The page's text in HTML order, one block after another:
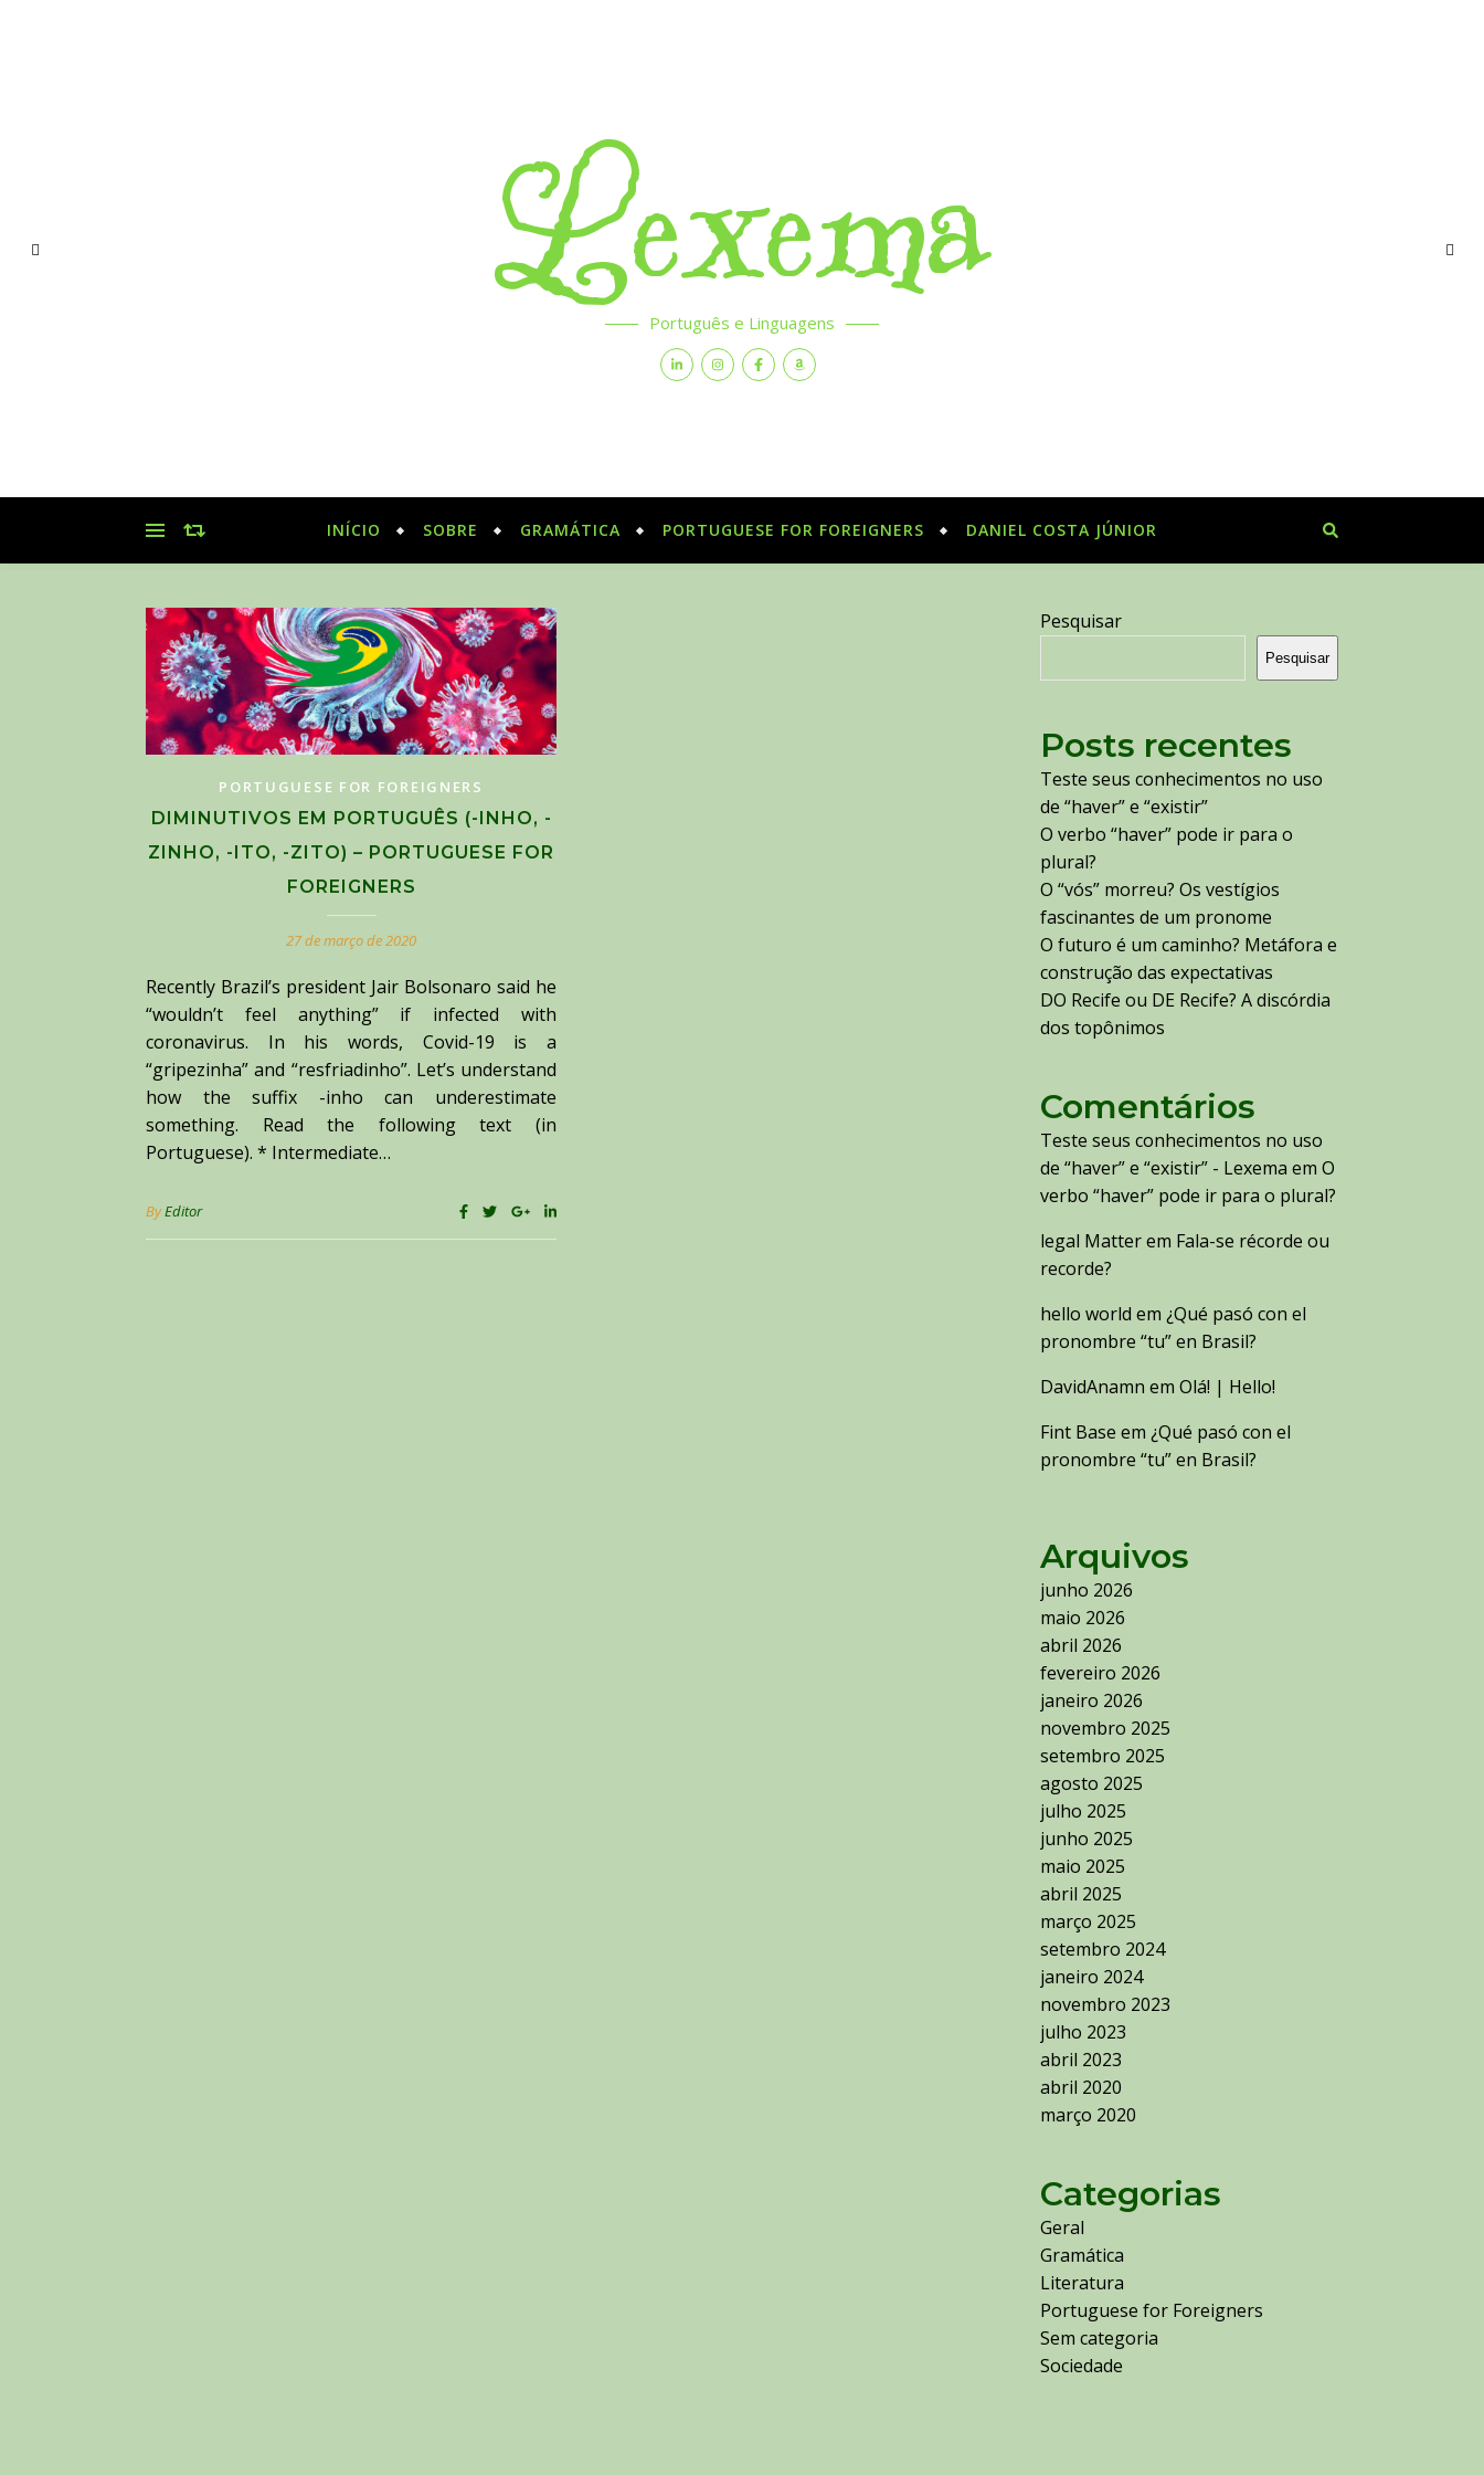
Lexema
Português e Linguagens
INÍCIO SOBRE GRAMÁTICA PORTUGUESE FOR FOREIGNERS DANIEL COSTA JÚNIOR
PORTUGUESE FOR FOREIGNERS
DIMINUTIVOS EM PORTUGUÊS (-INHO, -
ZINHO, -ITO, -ZITO) – PORTUGUESE FOR
FOREIGNERS
27 de março de 2020
Recently Brazil’s president Jair Bolsonaro said he
“wouldn’t feel anything” if infected with
coronavirus. In his words, Covid-19 is a
“gripezinha” and “resfriadinho”. Let’s understand
how the suffix -inho can underestimate
something. Read the following text (in
Portuguese). * Intermediate…
ByEditor
Pesquisar
Pesquisar
Posts recentes
Teste seus conhecimentos no uso
de “haver” e “existir”
O verbo “haver” pode ir para o
plural?
O “vós” morreu? Os vestígios
fascinantes de um pronome
O futuro é um caminho? Metáfora e
construção das expectativas
DO Recife ou DE Recife? A discórdia
dos topônimos
Comentários
Teste seus conhecimentos no uso
de “haver” e “existir” - Lexema em O
verbo “haver” pode ir para o plural?
legal Matterem Fala-se récorde ou
recorde?
hello world em ¿Qué pasó con el
pronombre “tu” en Brasil?
DavidAnamn em Olá! | Hello!
Fint Base em ¿Qué pasó con el
pronombre “tu” en Brasil?
Arquivos
junho 2026
maio 2026
abril 2026
fevereiro 2026
janeiro 2026
novembro 2025
setembro 2025
agosto 2025
julho 2025
junho 2025
maio 2025
abril 2025
março 2025
setembro 2024
janeiro 2024
novembro 2023
julho 2023
abril 2023
abril 2020
março 2020
Categorias
Geral
Gramática
Literatura
Portuguese for Foreigners
Sem categoria
Sociedade